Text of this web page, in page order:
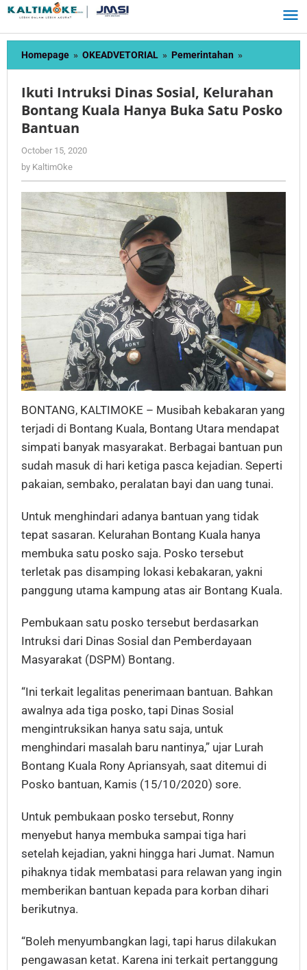
Skip
content
Homepage » OKEADVETORIAL » Pemerintahan »
Intruksi
Sosial,
Kelurahan
Satu
Ikuti Intruksi Dinas Sosial, Kelurahan
Bontang Kuala Hanya Buka Satu Posko
Bantuan
October 15, 2020
by KaltimOke
BONTANG, KALTIMOKE – Musibah kebakaran yang
terjadi di Bontang Kuala, Bontang Utara mendapat
simpati banyak masyarakat. Berbagai bantuan pun
sudah masuk di hari ketiga pasca kejadian. Seperti
pakaian, sembako, peralatan bayi dan uang tunai.
Untuk menghindari adanya bantuan yang tidak
tepat sasaran. Kelurahan Bontang Kuala hanya
membuka satu posko saja. Posko tersebut
terletak pas disamping lokasi kebakaran, yakni
panggung utama kampung atas air Bontang Kuala.
Pembukaan satu posko tersebut berdasarkan
Intruksi dari Dinas Sosial dan Pemberdayaan
Masyarakat (DSPM) Bontang.
“Ini terkait legalitas penerimaan bantuan. Bahkan
awalnya ada tiga posko, tapi Dinas Sosial
mengintruksikan hanya satu saja, untuk
menghindari masalah baru nantinya,” ujar Lurah
Bontang Kuala Rony Apriansyah, saat ditemui di
Posko bantuan, Kamis (15/10/2020) sore.
Untuk pembukaan posko tersebut, Ronny
menyebut hanya membuka sampai tiga hari
setelah kejadian, yakni hingga hari Jumat. Namun
pihaknya tidak membatasi para relawan yang ingin
memberikan bantuan kepada para korban dihari
berikutnya.
“Boleh menyumbangkan lagi, tapi harus dilakukan
pengawasan ketat. Karena ini terkait pertanggung